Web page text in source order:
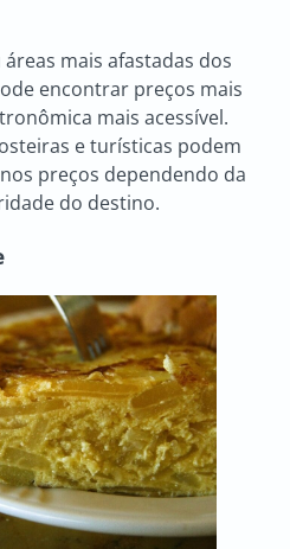
mais afastadas dos
encontrar preços mais
mais acessível.
e turísticas podem
preços dependendo da
do destino.